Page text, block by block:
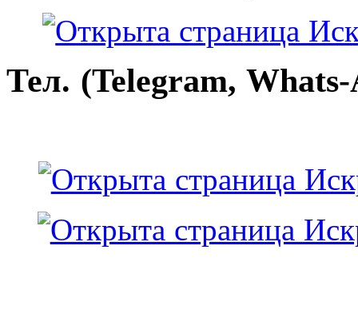
Тел. (Telegram,